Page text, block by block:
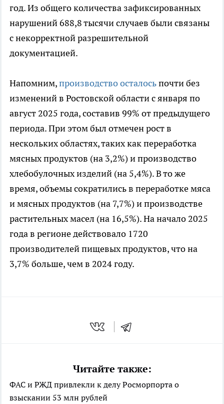
год. Из общего количества зафиксированных
нарушений 688,8 тысячи случаев были связаны
с некорректной разрешительной
документацией.
Напомним,производство осталосьпочти без
изменений в Ростовской области с января по
август 2025 года, составив 99% от предыдущего
периода. При этом был отмечен рост в
нескольких областях, таких как переработка
мясных продуктов (на 3,2%) и производство
хлебобулочных изделий (на 5,4%). В то же
время, объемы сократились в переработке мяса
и мясных продуктов (на 7,7%) и производстве
растительных масел (на 16,5%). На начало 2025
года в регионе действовало 1720
производителей пищевых продуктов, что на
3,7% больше, чем в 2024 году.
Читайте также:
ФАС и РЖД привлекли к делу Росморпорта о
взыскании 53 млн рублей